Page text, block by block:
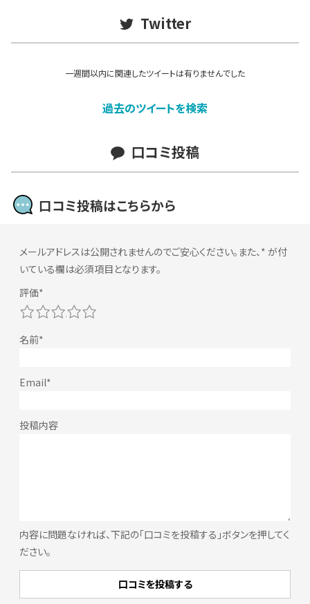
Twitter
一週間以内に関連したツイートは有りませんでした
過去のツイートを検索
口コミ投稿
口コミ投稿はこちらから
メールアドレスは公開されませんのでご安心ください。また、* が付
いている欄は必須項目となります。
内容に問題なければ、下記の「口コミを投稿する」ボタンを押してく
ださい。
5
4
3
2